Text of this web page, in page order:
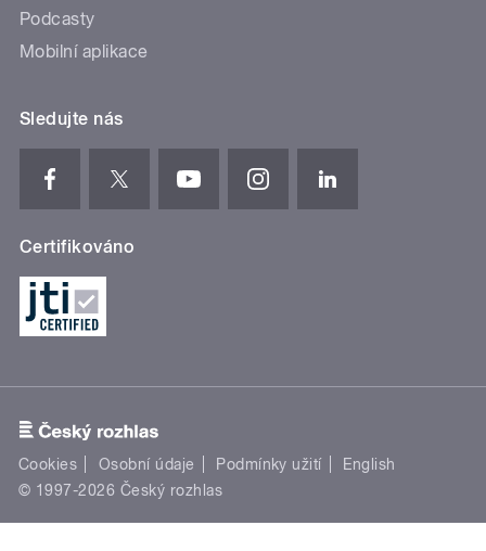
Podcasty
Mobilní aplikace
Sledujte nás
Certifikováno
Cookies Osobní údaje Podmínky užití
English
© 1997-2026 Český rozhlas